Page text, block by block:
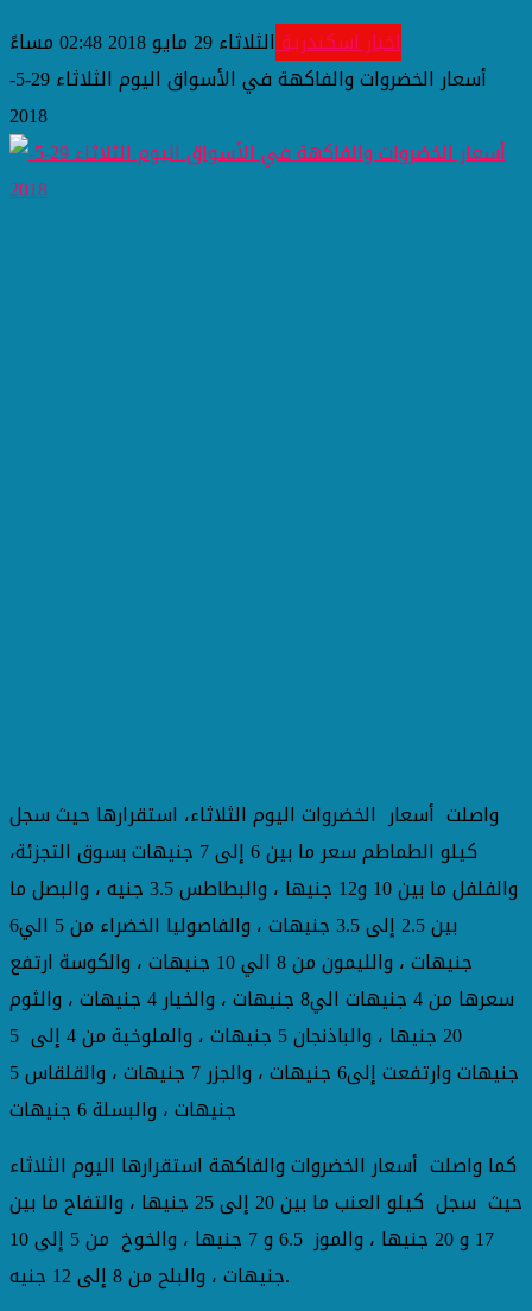
اخبار اسكندريةالثلاثاء 29 مايو 2018 02:48 مساءً
أسعار الخضروات والفاكهة في الأسواق اليوم الثلاثاء 29-5-
2018
واصلت أسعار الخضروات اليوم الثلاثاء، استقرارها حيث سجل
كيلو الطماطم سعر ما بين 6 إلى 7 جنيهات بسوق التجزئة،
والفلفل ما بين 10 و12 جنيها ، والبطاطس 3.5 جنيه ، والبصل ما
بين 2.5 إلى 3.5 جنيهات ، والفاصوليا الخضراء من 5 الي6
جنيهات ، والليمون من 8 الي 10 جنيهات ، والكوسة ارتفع
سعرها من 4 جنيهات الي8 جنيهات ، والخيار 4 جنيهات ، والثوم
20 جنيها ، والباذنجان 5 جنيهات ، والملوخية من 4 إلى 5
جنيهات وارتفعت إلى6 جنيهات ، والجزر 7 جنيهات ، والقلقاس 5
جنيهات ، والبسلة 6 جنيهات
كما واصلت أسعار الخضروات والفاكهة استقرارها اليوم الثلاثاء
حيث سجل كيلو العنب ما بين 20 إلى 25 جنيها ، والتفاح ما بين
17 و 20 جنيها ، والموز 6.5 و 7 جنيها ، والخوخ من 5 إلى 10
جنيهات ، والبلح من 8 إلى 12 جنيه.